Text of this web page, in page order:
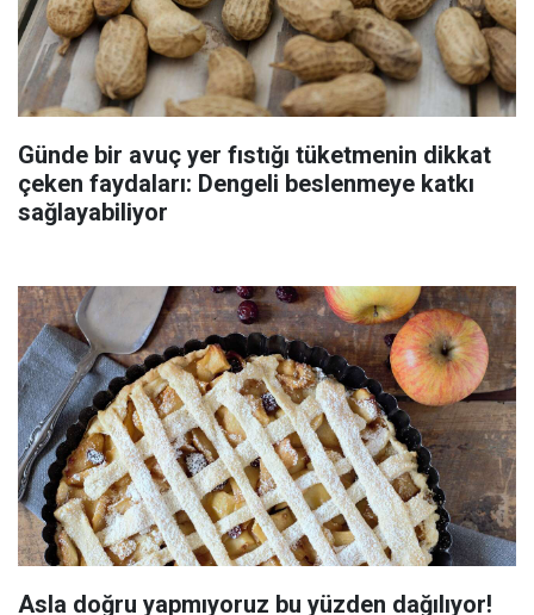
Günde bir avuç yer fıstığı tüketmenin dikkat
çeken faydaları: Dengeli beslenmeye katkı
sağlayabiliyor
Asla doğru yapmıyoruz bu yüzden dağılıyor!